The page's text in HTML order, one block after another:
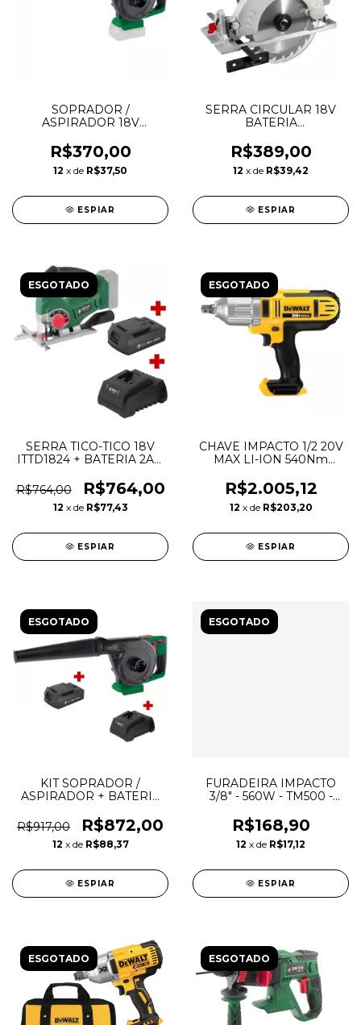
SOPRADOR /
ASPIRADOR 18V
S/CARREG - DWT
R$370,00
12 x de R$37,50
ESPIAR
SERRA CIRCULAR 18V
BATERIA
ISCD1831 - DWT
R$389,00
12 x de R$39,42
ESPIAR
ESGOTADO
SERRA TICO-TICO 18V
ITTD1824 + BATERIA 2AH
R$764,00
R$764,00
12 x de R$77,43
ESPIAR
ESGOTADO
CHAVE IMPACTO 1/2 20V
MAX LI-ION 540Nm
S/CARR - DEWALT
R$2.005,12
12 x de R$203,20
ESPIAR
ESGOTADO
KIT SOPRADOR /
ASPIRADOR + BATERIA
DWT
R$917,00 R$872,00
12 x de R$88,37
ESPIAR
ESGOTADO
FURADEIRA IMPACTO
3/8" - 560W - TM500 -
R$168,90
12 x de R$17,12
ESPIAR
ESGOTADO ESGOTADO